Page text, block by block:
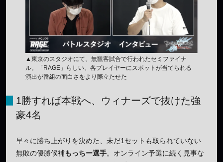
▲東京のスタジオにて、無観客試合で行われたセミファイナ
ル。「RAGE」らしい、各プレイヤーにスポットが当てられる
演出が番組の面白さをより際立たせた
1勝すれば本戦へ、ウィナーズで抜けた強
豪4名
早々に勝ち上がりを決めた、未だ1セットも取られていない
無敗の優勝候補もっちー選手。オンライン予選に続く見事な